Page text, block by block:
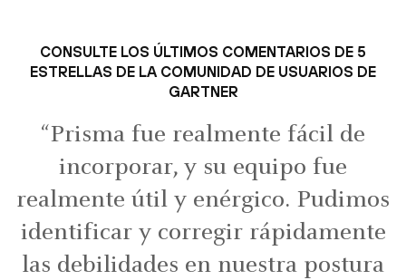
CONSULTE LOS ÚLTIMOS COMENTARIOS DE 5
ESTRELLAS DE LA COMUNIDAD DE USUARIOS DE
GARTNER
“Prisma fue realmente fácil de
incorporar, y su equipo fue
realmente útil y enérgico. Pudimos
identificar y corregir rápidamente
las debilidades en nuestra postura